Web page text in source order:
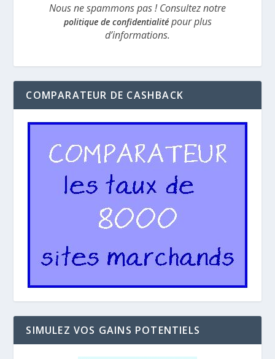
Nous ne spammons pas ! Consultez notre
politique de confidentialitépour plus
d’informations.
COMPARATEUR DE CASHBACK
SIMULEZ VOS GAINS POTENTIELS